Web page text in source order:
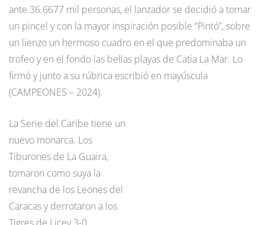
ante 36.6677 mil personas, el lanzador se decidió a tomar
un pincel y con la mayor inspiración posible “Pintó”, sobre
un lienzo un hermoso cuadro en el que predominaba un
trofeo y en el fondo las bellas playas de Catia La Mar. Lo
firmó y junto a su rúbrica escribió en mayúscula
(CAMPEONES – 2024).
La Serie del Caribe tiene un
nuevo monarca. Los
Tiburones de La Guaira,
tomaron como suya la
revancha de los Leones del
Caracas y derrotaron a los